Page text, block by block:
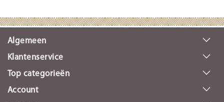
Algemeen
Klantenservice
Top categorieën
Account